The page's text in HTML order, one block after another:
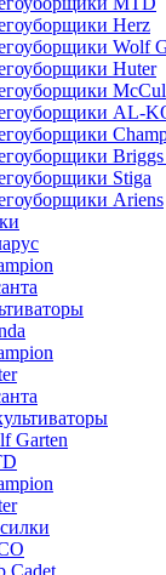
Herz
Wolf
Huter
AL-
Briggs
Stiga
Ariens
Garten
Cadet